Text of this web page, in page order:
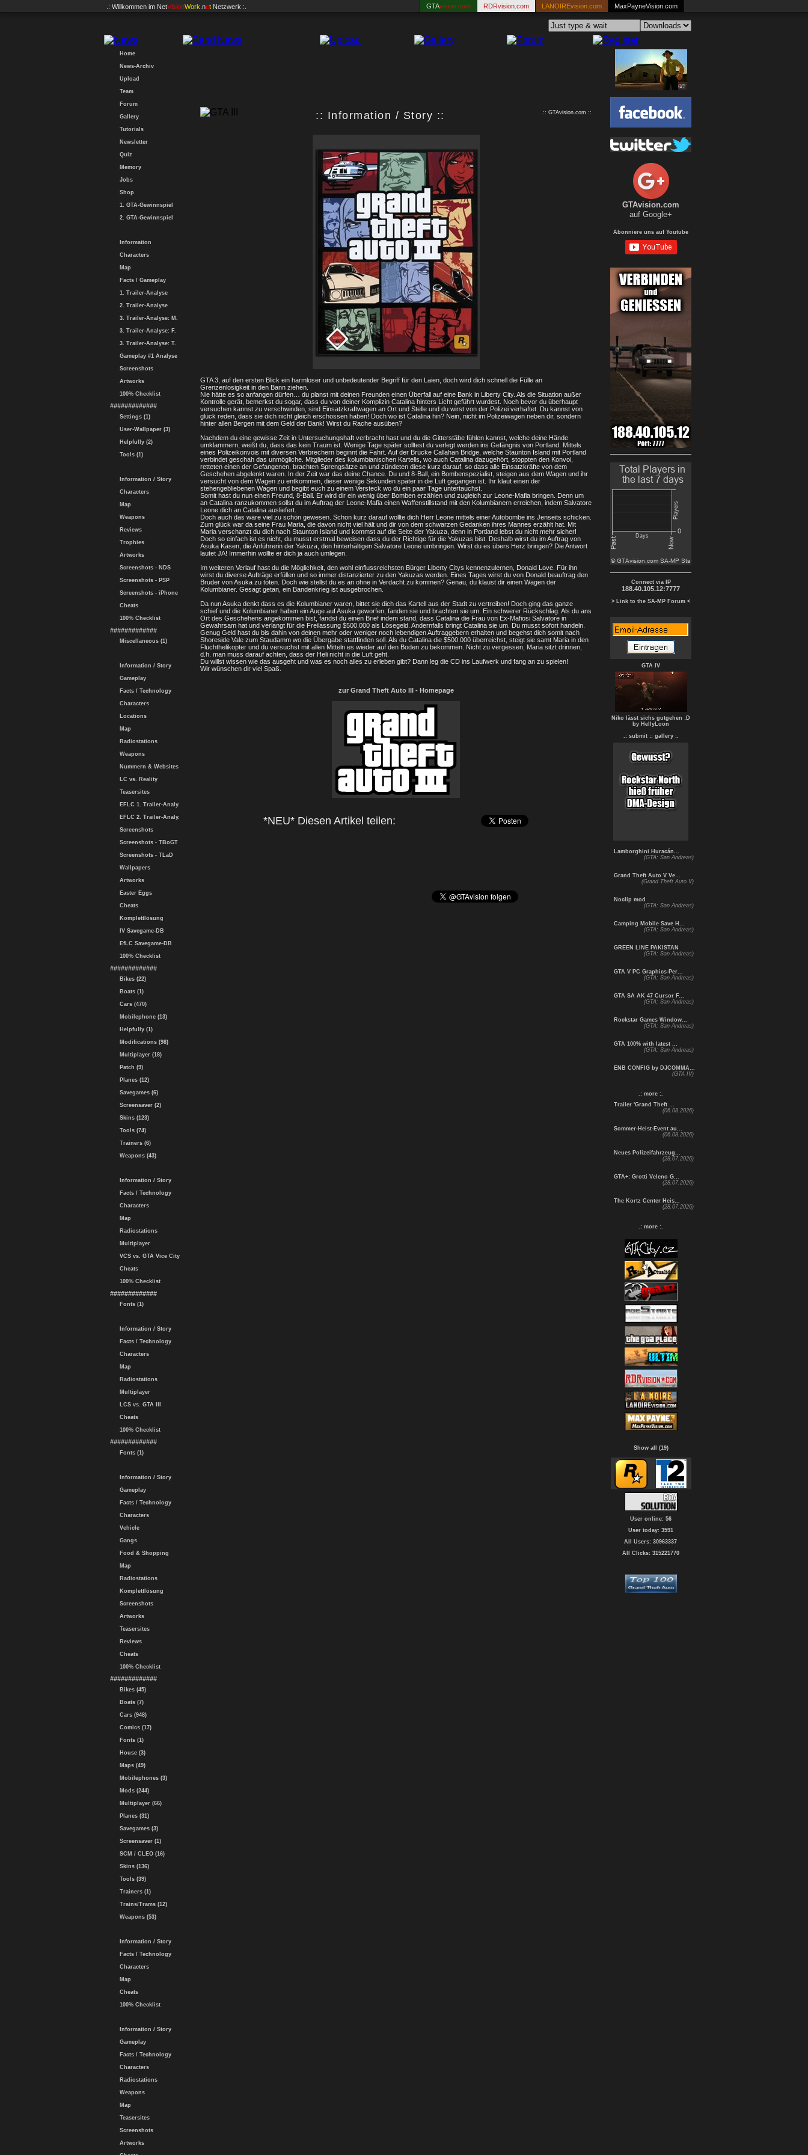
.: Willkommen im NetVisionWork .net Netzwerk :. GTAvision.com RDRvision.com LANOIREvision.com MaxPayneVision.com
Home
News-Archiv
Upload
Team
Forum
Gallery
Tutorials
Newsletter
Quiz
Memory
Jobs
Shop
1. GTA-Gewinnspiel
2. GTA-Gewinnspiel
Information
Characters
Map
Facts / Gameplay
1. Trailer-Analyse
2. Trailer-Analyse
3. Trailer-Analyse: M.
3. Trailer-Analyse: F.
3. Trailer-Analyse: T.
Gameplay #1 Analyse
Screenshots
Artworks
100% Checklist
#############
Settings (1)
User-Wallpaper (3)
Helpfully (2)
Tools (1)
Information / Story
Characters
Map
Weapons
Reviews
Trophies
Artworks
Screenshots - NDS
Screenshots - PSP
Screenshots - iPhone
Cheats
100% Checklist
#############
Miscellaneous (1)
Information / Story
Gameplay
Facts / Technology
Characters
Locations
Map
Radiostations
Weapons
Nummern & Websites
LC vs. Reality
Teasersites
EFLC 1. Trailer-Analy.
EFLC 2. Trailer-Analy.
Screenshots
Screenshots - TBoGT
Screenshots - TLaD
Wallpapers
Artworks
Easter Eggs
Cheats
Komplettlösung
IV Savegame-DB
EfLC Savegame-DB
100% Checklist
#############
Bikes (22)
Boats (1)
Cars (470)
Mobilephone (13)
Helpfully (1)
Modifications (98)
Multiplayer (18)
Patch (9)
Planes (12)
Savegames (6)
Screensaver (2)
Skins (123)
Tools (74)
Trainers (6)
Weapons (43)
Information / Story
Facts / Technology
Characters
Map
Radiostations
Multiplayer
VCS vs. GTA Vice City
Cheats
100% Checklist
#############
Fonts (1)
Information / Story
Facts / Technology
Characters
Map
Radiostations
Multiplayer
LCS vs. GTA III
Cheats
100% Checklist
#############
Fonts (1)
Information / Story
Gameplay
Facts / Technology
Characters
Vehicle
Gangs
Food & Shopping
Map
Radiostations
Komplettlösung
Screenshots
Artworks
Teasersites
Reviews
Cheats
100% Checklist
#############
Bikes (45)
Boats (7)
Cars (948)
Comics (17)
Fonts (1)
House (3)
Maps (49)
Mobilephones (3)
Mods (244)
Multiplayer (66)
Planes (31)
Savegames (3)
Screensaver (1)
SCM / CLEO (16)
Skins (136)
Tools (39)
Trainers (1)
Trains/Trams (12)
Weapons (53)
Information / Story
Facts / Technology
Characters
Map
Cheats
100% Checklist
Information / Story
Gameplay
Facts / Technology
Characters
Radiostations
Weapons
Map
Teasersites
Screenshots
Artworks
:: Information / Story :: :: GTAvision.com ::
GTA 3, auf den ersten Blick ein harmloser und unbedeutender Begriff für den Laien, doch wird dich schnell die Fülle an
Grenzenlosigkeit in den Bann ziehen.
Nie hätte es so anfangen dürfen… du planst mit deinen Freunden einen Überfall auf eine Bank in Liberty City. Als die Situation außer
Kontrolle gerät, bemerkst du sogar, dass du von deiner Komplizin Catalina hinters Licht geführt wurdest. Noch bevor du überhaupt
versuchen kannst zu verschwinden, sind Einsatzkraftwagen an Ort und Stelle und du wirst von der Polizei verhaftet. Du kannst von
glück reden, dass sie dich nicht gleich erschossen haben! Doch wo ist Catalina hin? Nein, nicht im Polizeiwagen neben dir, sondern
hinter allen Bergen mit dem Geld der Bank! Wirst du Rache ausüben?
Nachdem du eine gewisse Zeit in Untersuchungshaft verbracht hast und du die Gitterstäbe fühlen kannst, welche deine Hände
umklammern, weißt du, dass das kein Traum ist. Wenige Tage später solltest du verlegt werden ins Gefängnis von Portland. Mittels
eines Polizeikonvois mit diversen Verbrechern beginnt die Fahrt. Auf der Brücke Callahan Bridge, welche Staunton Island mit Portland
verbindet geschah das unmögliche. Mitglieder des kolumbianischen Kartells, wo auch Catalina dazugehört, stoppten den Konvoi,
retteten einen der Gefangenen, brachten Sprengsätze an und zündeten diese kurz darauf, so dass alle Einsatzkräfte von dem
Geschehen abgelenkt waren. In der Zeit war das deine Chance. Du und 8-Ball, ein Bombenspezialist, steigen aus dem Wagen und ihr
versucht von dem Wagen zu entkommen, dieser wenige Sekunden später in die Luft gegangen ist. Ihr klaut einen der
stehengebliebenen Wagen und begibt euch zu einem Versteck wo du ein paar Tage untertauchst.
Somit hast du nun einen Freund, 8-Ball. Er wird dir ein wenig über Bomben erzählen und zugleich zur Leone-Mafia bringen. Denn um
an Catalina ranzukommen sollst du im Auftrag der Leone-Mafia einen Waffenstillstand mit den Kolumbianern erreichen, indem Salvatore
Leone dich an Catalina ausliefert.
Doch auch das wäre viel zu schön gewesen. Schon kurz darauf wollte dich Herr Leone mittels einer Autobombe ins Jenseits schicken.
Zum glück war da seine Frau Maria, die davon nicht viel hält und dir von dem schwarzen Gedanken ihres Mannes erzählt hat. Mit
Maria verschanzt du dich nach Staunton Island und kommst auf die Seite der Yakuza, denn in Portland lebst du nicht mehr sicher!
Doch so einfach ist es nicht, du musst erstmal beweisen dass du der Richtige für die Yakuzas bist. Deshalb wirst du im Auftrag von
Asuka Kasen, die Anführerin der Yakuza, den hinterhältigen Salvatore Leone umbringen. Wirst du es übers Herz bringen? Die Antwort
lautet JA! Immerhin wollte er dich ja auch umlegen.
Im weiteren Verlauf hast du die Möglichkeit, den wohl einflussreichsten Bürger Liberty Citys kennenzulernen, Donald Love. Für ihn
wirst du diverse Aufträge erfüllen und so immer distanzierter zu den Yakuzas werden. Eines Tages wirst du von Donald beauftrag den
Bruder von Asuka zu töten. Doch wie stellst du es an ohne in Verdacht zu kommen? Genau, du klaust dir einen Wagen der
Kolumbianer. Gesagt getan, ein Bandenkrieg ist ausgebrochen.
Da nun Asuka denkt dass es die Kolumbianer waren, bittet sie dich das Kartell aus der Stadt zu vertreiben! Doch ging das ganze
schief und die Kolumbianer haben ein Auge auf Asuka geworfen, fanden sie und brachten sie um. Ein schwerer Rückschlag. Als du ans
Ort des Geschehens angekommen bist, fandst du einen Brief indem stand, dass Catalina die Frau von Ex-Mafiosi Salvatore in
Gewahrsam hat und verlangt für die Freilassung $500.000 als Lösegeld. Andernfalls bringt Catalina sie um. Du musst sofort handeln.
Genug Geld hast du bis dahin von deinen mehr oder weniger noch lebendigen Auftraggebern erhalten und begehst dich somit nach
Shoreside Vale zum Staudamm wo die Übergabe stattfinden soll. Als du Catalina die $500.000 überreichst, steigt sie samt Maria in den
Fluchthelikopter und du versuchst mit allen Mitteln es wieder auf den Boden zu bekommen. Nicht zu vergessen, Maria sitzt drinnen,
d.h. man muss darauf achten, dass der Heli nicht in die Luft geht.
Du willst wissen wie das ausgeht und was es noch alles zu erleben gibt? Dann leg die CD ins Laufwerk und fang an zu spielen!
Wir wünschen dir viel Spaß.
zur Grand Theft Auto III - Homepage
*NEU* Diesen Artikel teilen:
GTAvision.com
auf Google+
Abonniere uns auf Youtube
Connect via IP
188.40.105.12:7777
> Link to the SA-MP Forum <
GTA IV
Niko lässt sichs gutgehen :D
by HellyLoon
.: submit : : gallery :.
Lamborghini Huracán...
(GTA: San Andreas)
Grand Theft Auto V Ve...
(Grand Theft Auto V)
Noclip mod
(GTA: San Andreas)
Camping Mobile Save H...
(GTA: San Andreas)
GREEN LINE PAKISTAN
(GTA: San Andreas)
GTA V PC Graphics-Per...
(GTA: San Andreas)
GTA SA AK 47 Cursor F...
(GTA: San Andreas)
Rockstar Games Window...
(GTA: San Andreas)
GTA 100% with latest ...
(GTA: San Andreas)
ENB CONFIG by DJCOMMA...
(GTA IV)
.: more :.
Trailer 'Grand Theft ...
(06.08.2026)
Sommer-Heist-Event au...
(06.08.2026)
Neues Polizeifahrzeug...
(28.07.2026)
GTA+: Grotti Veleno G...
(28.07.2026)
The Kortz Center Heis...
(28.07.2026)
.: more :.
Show all (19)
User online: 56
User today: 3591
All Users: 30963337
All Clicks: 315221770